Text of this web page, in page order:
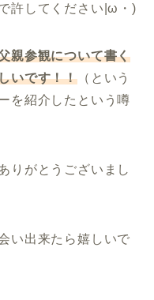
許してください|ω・)
親参観について書く
いです！！ （という
を紹介したという噂
りがとうございまし
い出来たら嬉しいで